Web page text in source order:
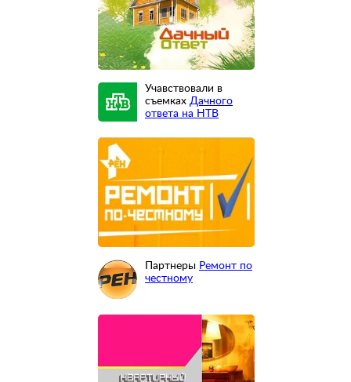
Учавствовали в
съемках Дачного
ответа на НТВ
Партнеры Ремонт по
честному